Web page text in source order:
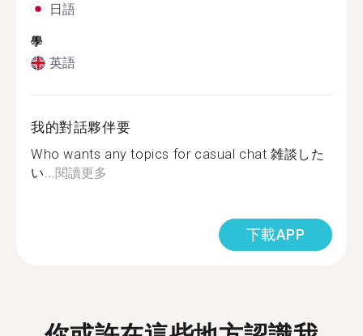
日語
學
英語
我的對話夥伴要
Who wants any topics for casual chat 雑談した
い...閱讀更多
下載APP